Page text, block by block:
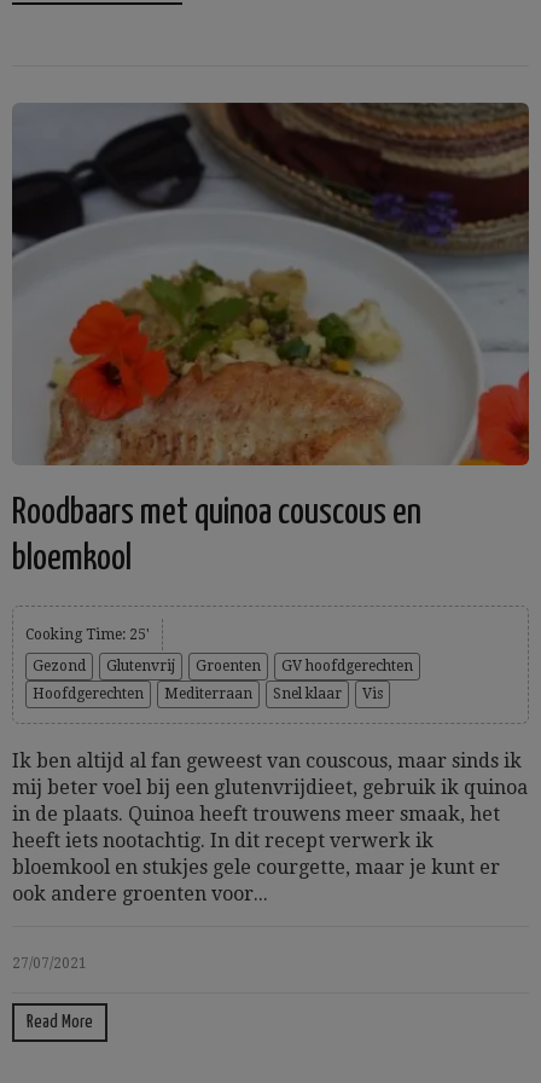
Roodbaars met quinoa couscous en
bloemkool
Cooking Time: 25'
Gezond
Glutenvrij Groenten
GV hoofdgerechten
Hoofdgerechten
Mediterraan Snel klaar Vis
Ik ben altijd al fan geweest van couscous, maar sinds ik
mij beter voel bij een glutenvrijdieet, gebruik ik quinoa
in de plaats. Quinoa heeft trouwens meer smaak, het
heeft iets nootachtig. In dit recept verwerk ik
bloemkool en stukjes gele courgette, maar je kunt er
ook andere groenten voor...
27/07/2021
Read More